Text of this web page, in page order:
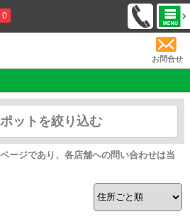
0
お問合せ
ットを絞り込む
ージであり、各店舗への問い合わせは当